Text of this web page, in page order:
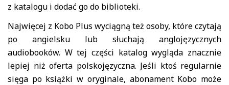
z katalogu i dodać go do biblioteki.
Najwięcej z Kobo Plus wyciągną też osoby, które czytają
po angielsku lub słuchają anglojęzycznych
audiobooków. W tej części katalog wygląda znacznie
lepiej niż oferta polskojęzyczna. Jeśli ktoś regularnie
sięga po książki w oryginale, abonament Kobo może